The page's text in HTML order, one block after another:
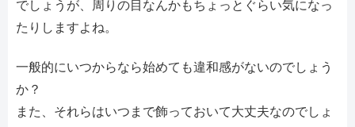
でしょうが、周りの目なんかもちょっとぐらい気になっ
たりしますよね。
一般的にいつからなら始めても違和感がないのでしょう
か？
また、それらはいつまで飾っておいて大丈夫なのでしょ